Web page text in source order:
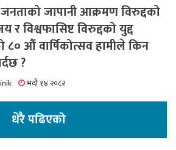
जापानी आक्रमण विरुद्दको
र विश्वफासिष्ट विरुद्दको युद्द
८० औं वार्षिकोत्सव हामीले किन
?
भदौ १४ २०८२
धेरै पढिएको